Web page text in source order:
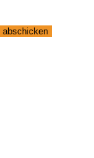
abschicken